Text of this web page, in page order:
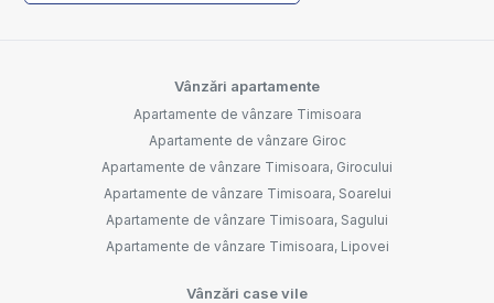
Vânzări apartamente
Apartamente de vânzare Timisoara
Apartamente de vânzare Giroc
Apartamente de vânzare Timisoara, Girocului
Apartamente de vânzare Timisoara, Soarelui
Apartamente de vânzare Timisoara, Sagului
Apartamente de vânzare Timisoara, Lipovei
Vânzări case vile